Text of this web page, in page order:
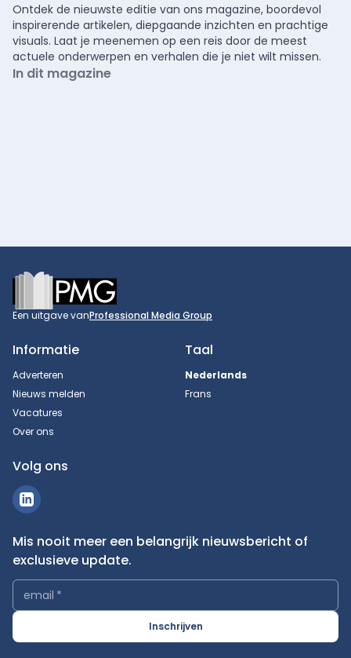
Ontdek de nieuwste editie van ons magazine, boordevol
inspirerende artikelen, diepgaande inzichten en prachtige
visuals. Laat je meenemen op een reis door de meest
actuele onderwerpen en verhalen die je niet wilt missen.
In dit magazine
Footer
Een uitgave vanProfessional Media Group
Informatie
Adverteren
Nieuws melden
Vacatures
Over ons
Taal
Nederlands
Frans
Volg ons
Mis nooit meer een belangrijk nieuwsbericht of
exclusieve update.
email *
Inschrijven